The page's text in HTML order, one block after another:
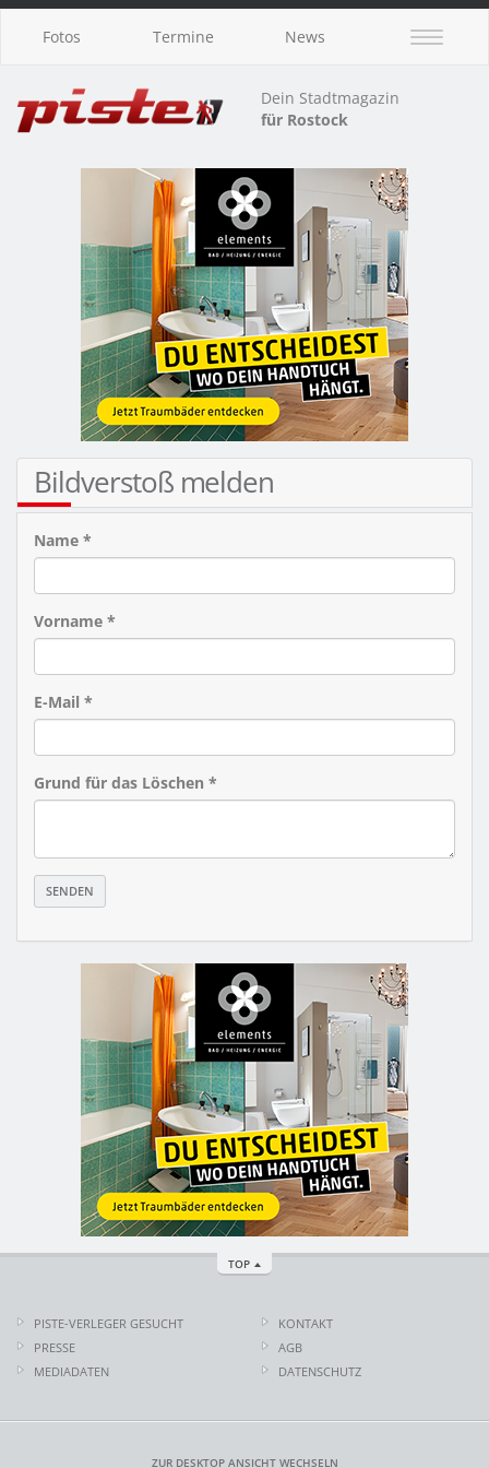
Fotos Termine News
Dein Stadtmagazin
für Rostock
Bildverstoß melden
Name *
Vorname *
E-Mail *
Grund für das Löschen *
TOP
PISTE-VERLEGER GESUCHT
PRESSE
MEDIADATEN
KONTAKT
AGB
DATENSCHUTZ
ZUR DESKTOP ANSICHT WECHSELN